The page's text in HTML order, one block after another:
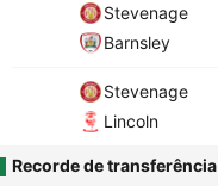
Stevenage
Barnsley
Stevenage
Lincoln
Recorde de transferência